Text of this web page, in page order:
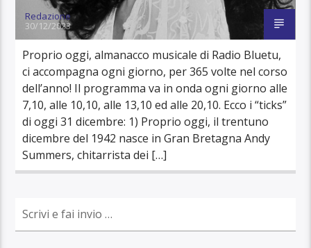
Redazione
30/12/2023
Proprio oggi, almanacco musicale di Radio Bluetu,
ci accompagna ogni giorno, per 365 volte nel corso
dell’anno! Il programma va in onda ogni giorno alle
7,10, alle 10,10, alle 13,10 ed alle 20,10. Ecco i “ticks”
di oggi 31 dicembre: 1) Proprio oggi, il trentuno
dicembre del 1942 nasce in Gran Bretagna Andy
Summers, chitarrista dei […]